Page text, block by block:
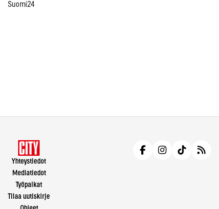
Suomi24
Yhteystiedot
Mediatiedot
Työpaikat
Tilaa uutiskirje